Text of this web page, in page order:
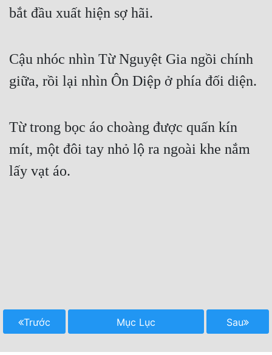
bắt đầu xuất hiện sợ hãi.
Cậu nhóc nhìn Từ Nguyệt Gia ngồi chính
giữa, rồi lại nhìn Ôn Diệp ở phía đối diện.
Từ trong bọc áo choàng được quấn kín
mít, một đôi tay nhỏ lộ ra ngoài khe nắm
lấy vạt áo.
Trước Mục Lục Sau